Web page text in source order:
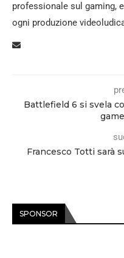
professionale sul gaming,
ogni produzione
Battlefield 6 si svela
Francesco Totti sarà
SPONSOR